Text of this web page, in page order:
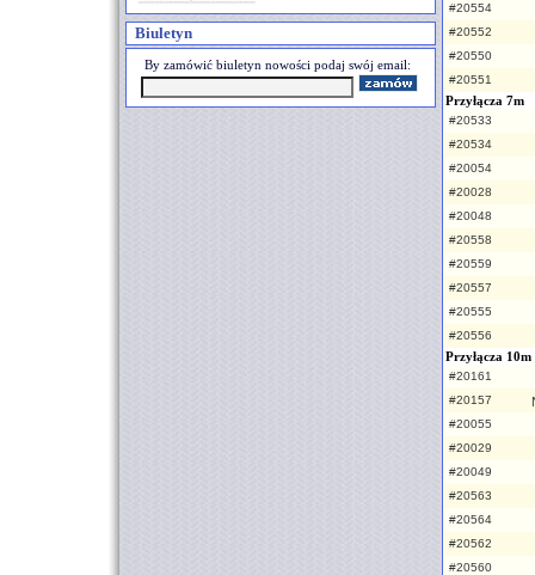
Biuletyn
By zamówić biuletyn nowości podaj swój email:
#20554
#20552
#20550
#20551
Przyłącza 7m
#20533
#20534
#20054
#20028
#20048
#20558
#20559
#20557
#20555
#20556
Przyłącza 10m
#20161
#20157
#20055
#20029
#20049
#20563
#20564
#20562
#20560